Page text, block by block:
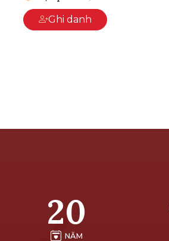
Ghi danh
20
NĂM